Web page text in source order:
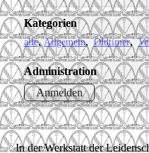
Kategorien
alle Allgemein Oldtimer
Administration
Anmelden
In der Werkstatt der